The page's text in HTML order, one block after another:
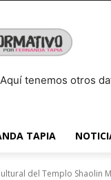
tenemos otros
TAPIA
del Templo Shaolin